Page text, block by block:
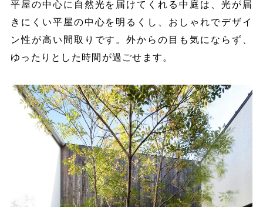
平屋の中心に自然光を届けてくれる中庭は、光が届
きにくい平屋の中心を明るくし、おしゃれでデザイ
ン性が高い間取りです。外からの目も気にならず、
ゆったりとした時間が過ごせます。